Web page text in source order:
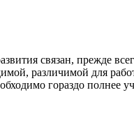
связан, прежде
различимой для
гораздо полнее